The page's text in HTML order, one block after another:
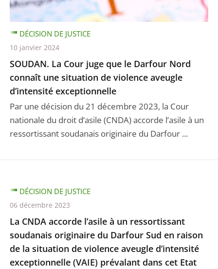
SOUDAN. La Cour juge que le Darfour Nord
connaît une situation de violence aveugle
d’intensité exceptionnelle
Par une décision du 21 décembre 2023, la Cour
nationale du droit d’asile (CNDA) accorde l’asile à un
ressortissant soudanais originaire du Darfour ...
DÉCISION DE JUSTICE
10 janvier 2024
La CNDA accorde l’asile à un ressortissant
soudanais originaire du Darfour Sud en raison
de la situation de violence aveugle d’intensité
exceptionnelle (VAIE) prévalant dans cet Etat
DÉCISION DE JUSTICE
06 décembre 2023